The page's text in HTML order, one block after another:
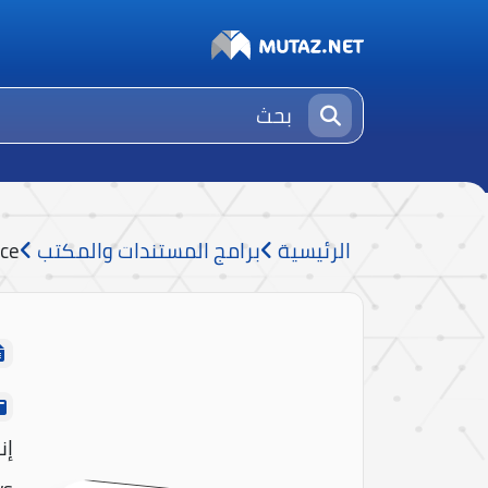
الرئيسية برامج المستندات والمكتب